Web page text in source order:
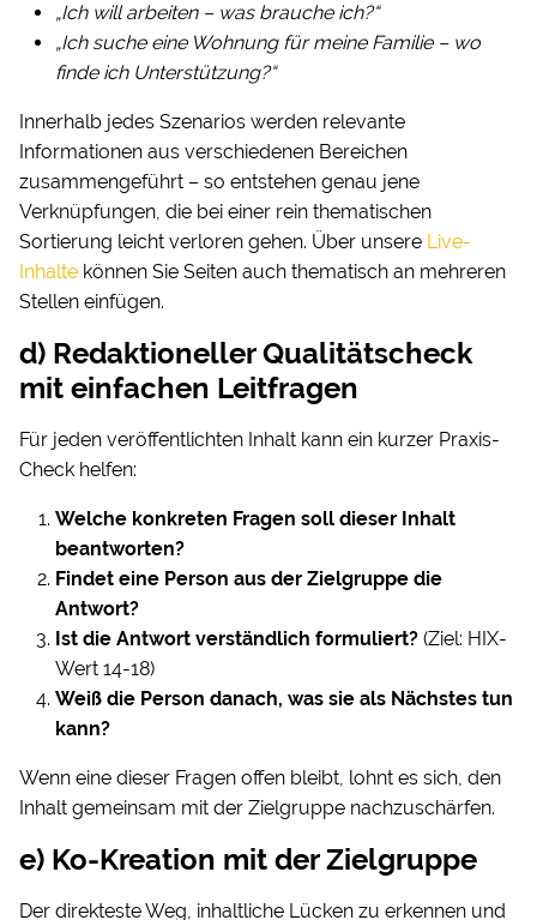
„Ich will arbeiten – was brauche ich?“
„Ich suche eine Wohnung für meine Familie – wo
finde ich Unterstützung?“
Innerhalb jedes Szenarios werden relevante
Informationen aus verschiedenen Bereichen
zusammengeführt – so entstehen genau jene
Verknüpfungen, die bei einer rein thematischen
Sortierung leicht verloren gehen. Über unsere Live-
Inhalte können Sie Seiten auch thematisch an mehreren
Stellen einfügen.
d) Redaktioneller Qualitätscheck
mit einfachen Leitfragen
Für jeden veröffentlichten Inhalt kann ein kurzer Praxis-
Check helfen:
Welche konkreten Fragen soll dieser Inhalt
beantworten?
Findet eine Person aus der Zielgruppe die
Antwort?
Ist die Antwort verständlich formuliert? (Ziel: HIX-
Wert 14-18)
Weiß die Person danach, was sie als Nächstes tun
kann?
Wenn eine dieser Fragen offen bleibt, lohnt es sich, den
Inhalt gemeinsam mit der Zielgruppe nachzuschärfen.
e) Ko-Kreation mit der Zielgruppe
Der direkteste Weg, inhaltliche Lücken zu erkennen und